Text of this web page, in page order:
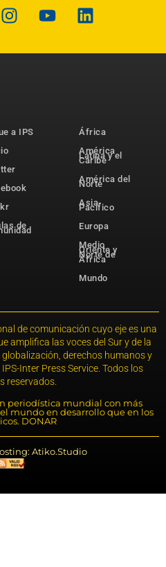
a IPS
de
África
América
Latina y el
Caribe
América del
Norte
Asia-
Pacífico
Europa
Medio
Oriente y
Norte de
África
Mundo
de comunicación cuyo eje es una
amplifica las voces del Sur y de la
derechos humanos y
Inter Press Service. Todos los
reservados.
periodística mundial con más
mundo en desarrollo que en los
DONAR
Atiko.Studio